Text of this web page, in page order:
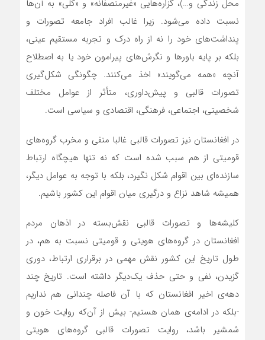
محل زندگی و…)، گزاره‌هایی «غیرمنصفانه» و «کلی» به آن‌ها
نسبت داده می‌شود. زیرا غالب افراد جامعه تصورات و
پنداشت‌های خود را نه از راه درک و تجربه مستقیم عینی،
بلکه بر پایه باورها و نگرش‌های پیرامون خود یا به اصطلاح
آنچه «همه می‌گویند» اخذ می‌کنند. چگونگی شکل‌گیری
تصورات قالبی و پیش‌داوری، متأثر از عوامل مختلف
شخصیتی، اجتماعی، فرهنگی، اقتصادی و سیاسی است.
در افغانستان نیز تصورات قالبی غالبا منفی و مخرب گروه‌های
قومیتی از هم سبب شده است که نه تنها هیچگاه ارتباط
سازنده‌ای بین اقوام شکل نگیرد، بلکه با توجه به عوامل دیگر،
همیشه شاهد نزاع و درگیری میان اقوام این کشور باشیم.
کلیشه‌ها و تصورات قالبی نقش‌بسته در اذهان مردم
افغانستان در گروه‌های هویتی و قومیتی نسبت به هم، در
طول تاریخ این کشور نقش مهمی در برقراری ارتباط، دوری
گزیدن، نفی و حتی حذف یک‌دیگر داشته است. تاریخ چند
دهه‌ی اخیر افغانستان که با آن فاصله چندانی هم نداریم
-بلکه در ادامه‌ی همان هستیم- بیش از آن‌که روایت خون و
شمشیر باشد، روایت‌ تصورات قالبی گروه‌های هویتی